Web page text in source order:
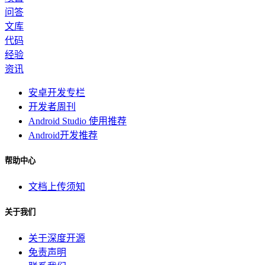
问答
文库
代码
经验
资讯
安卓开发专栏
开发者周刊
Android Studio 使用推荐
Android开发推荐
帮助中心
文档上传须知
关于我们
关于深度开源
免责声明